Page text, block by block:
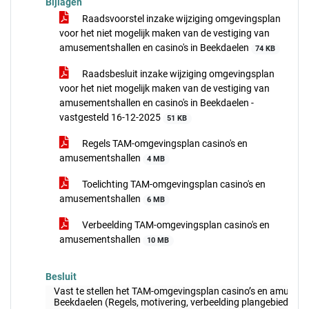
Raadsvoorstel inzake wijziging omgevingsplan
voor het niet mogelijk maken van de vestiging van
amusementshallen en casino's in Beekdaelen
74 KB
Raadsbesluit inzake wijziging omgevingsplan
voor het niet mogelijk maken van de vestiging van
amusementshallen en casino's in Beekdaelen -
vastgesteld 16-12-2025
51 KB
Regels TAM-omgevingsplan casino's en
amusementshallen
4 MB
Toelichting TAM-omgevingsplan casino's en
amusementshallen
6 MB
Verbeelding TAM-omgevingsplan casino's en
amusementshallen
10 MB
Besluit
Vast te stellen het TAM-omgevingsplan casino’s en
Beekdaelen (Regels, motivering, verbeelding plangebied)